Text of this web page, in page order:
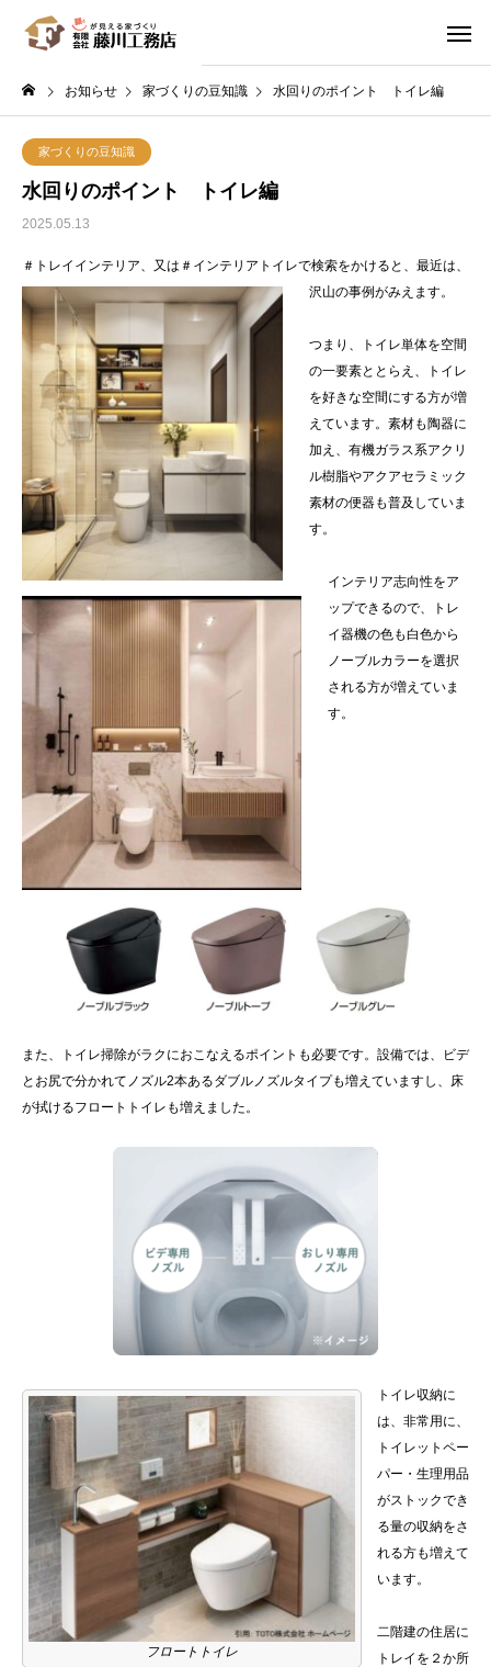
お知らせ 家づくりの豆知識 水回りのポイント トイレ編
家づくりの豆知識
水回りのポイント トイレ編
2025.05.13
＃トレイインテリア、又は＃インテリアトイレで検索をかけると、最近は、
沢山の事例がみえます。
つまり、トイレ単体を空間
の一要素ととらえ、トイレ
を好きな空間にする方が増
えています。素材も陶器に
加え、有機ガラス系アクリ
ル樹脂やアクアセラミック
素材の便器も普及していま
す。
インテリア志向性をア
ップできるので、トレ
イ器機の色も白色から
ノーブルカラーを選択
される方が増えていま
す。
また、トイレ掃除がラクにおこなえるポイントも必要です。設備では、ビデ
とお尻で分かれてノズル2本あるダブルノズルタイプも増えていますし、床
が拭けるフロートトイレも増えました。
フロートトイレ
トイレ収納に
は、非常用に、
トイレットペー
パー・生理用品
がストックでき
る量の収納をさ
れる方も増えて
います。
二階建の住居に
トレイを２か所